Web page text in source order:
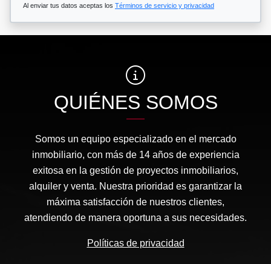
Al enviar tus datos aceptas los Términos de servicio y privacidad
QUIÉNES SOMOS
Somos un equipo especializado en el mercado
inmobiliario, con más de 14 años de experiencia
exitosa en la gestión de proyectos inmobiliarios,
alquiler y venta. Nuestra prioridad es garantizar la
máxima satisfacción de nuestros clientes,
atendiendo de manera oportuna a sus necesidades.
Políticas de privacidad